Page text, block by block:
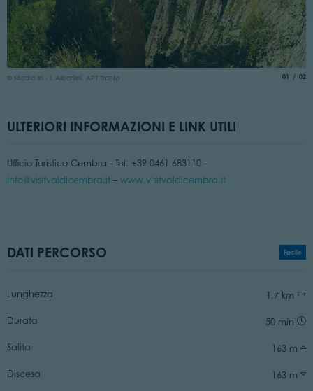
© Media In - I. Albertini, APT Trento 01 di
02
ULTERIORI INFORMAZIONI E LINK UTILI
Ufficio Turistico Cembra - Tel. +39 0461 683110 -
info@visitvaldicembra.it– www.visitvaldicembra.it
DATI PERCORSO Facile
Lunghezza 1,7 km
Durata 50 min
Salita 163 m
Discesa 163 m